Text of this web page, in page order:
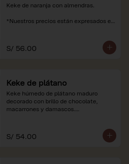
Keke de naranja con almendras.
*Nuestros precios están expresados en
S/ 56.00
Keke de plátano
Keke húmedo de plátano maduro
decorado con brillo de chocolate,
macarrones y damascos.
soles e incluyen impuestos de ley y
recargo al consumo.
S/ 54.00